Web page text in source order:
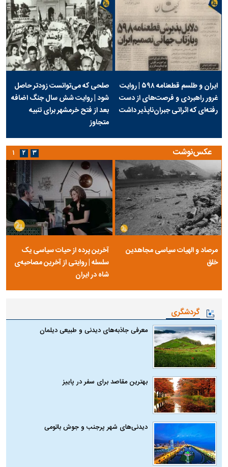
ایران و طلسم قطعنامه ۵۹۸ | روایت
غرور راهبردی و فرصت‌های از دست
رفته‌ای که اثراتی جبران‌ناپذیر داشت
صلحی که می‌توانست زودتر حاصل
شود | روایت شش سال جنگ اضافه
بعد از فتح خرمشهر برای تنبیه
متجاوز
عکس‌نوشت
مرصاد و الهیات سیاسی مجاهدین
خلق
آخرین پرده از حیات سیاسی یک
سلسله | روایتی از آخرین مصاحبه‌ی
شاه در ایران
۱ ۲ ۳
گردشگری
معرفی جاذبه‌های دیدنی و طبیعی دیلمان
بهترین مقاصد برای سفر در پاییز
دیدنی‌های شهر پرجنب و جوش باتومی